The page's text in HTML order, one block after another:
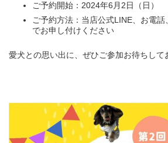
ご予約開始：2024年6月2日（日）
ご予約方法：当店公式LINE、お電話
でお申し付けください
愛犬との思い出に、ぜひご参加お待ちして